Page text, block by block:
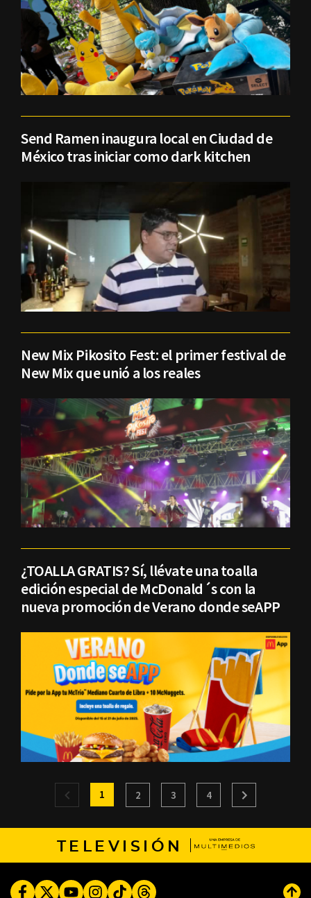
Send Ramen inaugura local en Ciudad de
México tras iniciar como dark kitchen
New Mix Pikosito Fest: el primer festival de
New Mix que unió a los reales
¿TOALLA GRATIS? Sí, llévate una toalla
edición especial de McDonald´s con la
nueva promoción de Verano donde seAPP
1 2 3 4
TELEVISIÓN
FacebookTwitterYoutubeInstagram
TikTokThreads